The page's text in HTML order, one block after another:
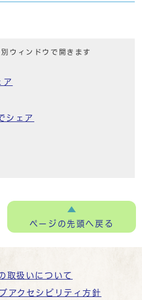
ウィンドウで開きます
ア
シェア
ページの先頭へ戻る
取扱いについて
アクセシビリティ方針